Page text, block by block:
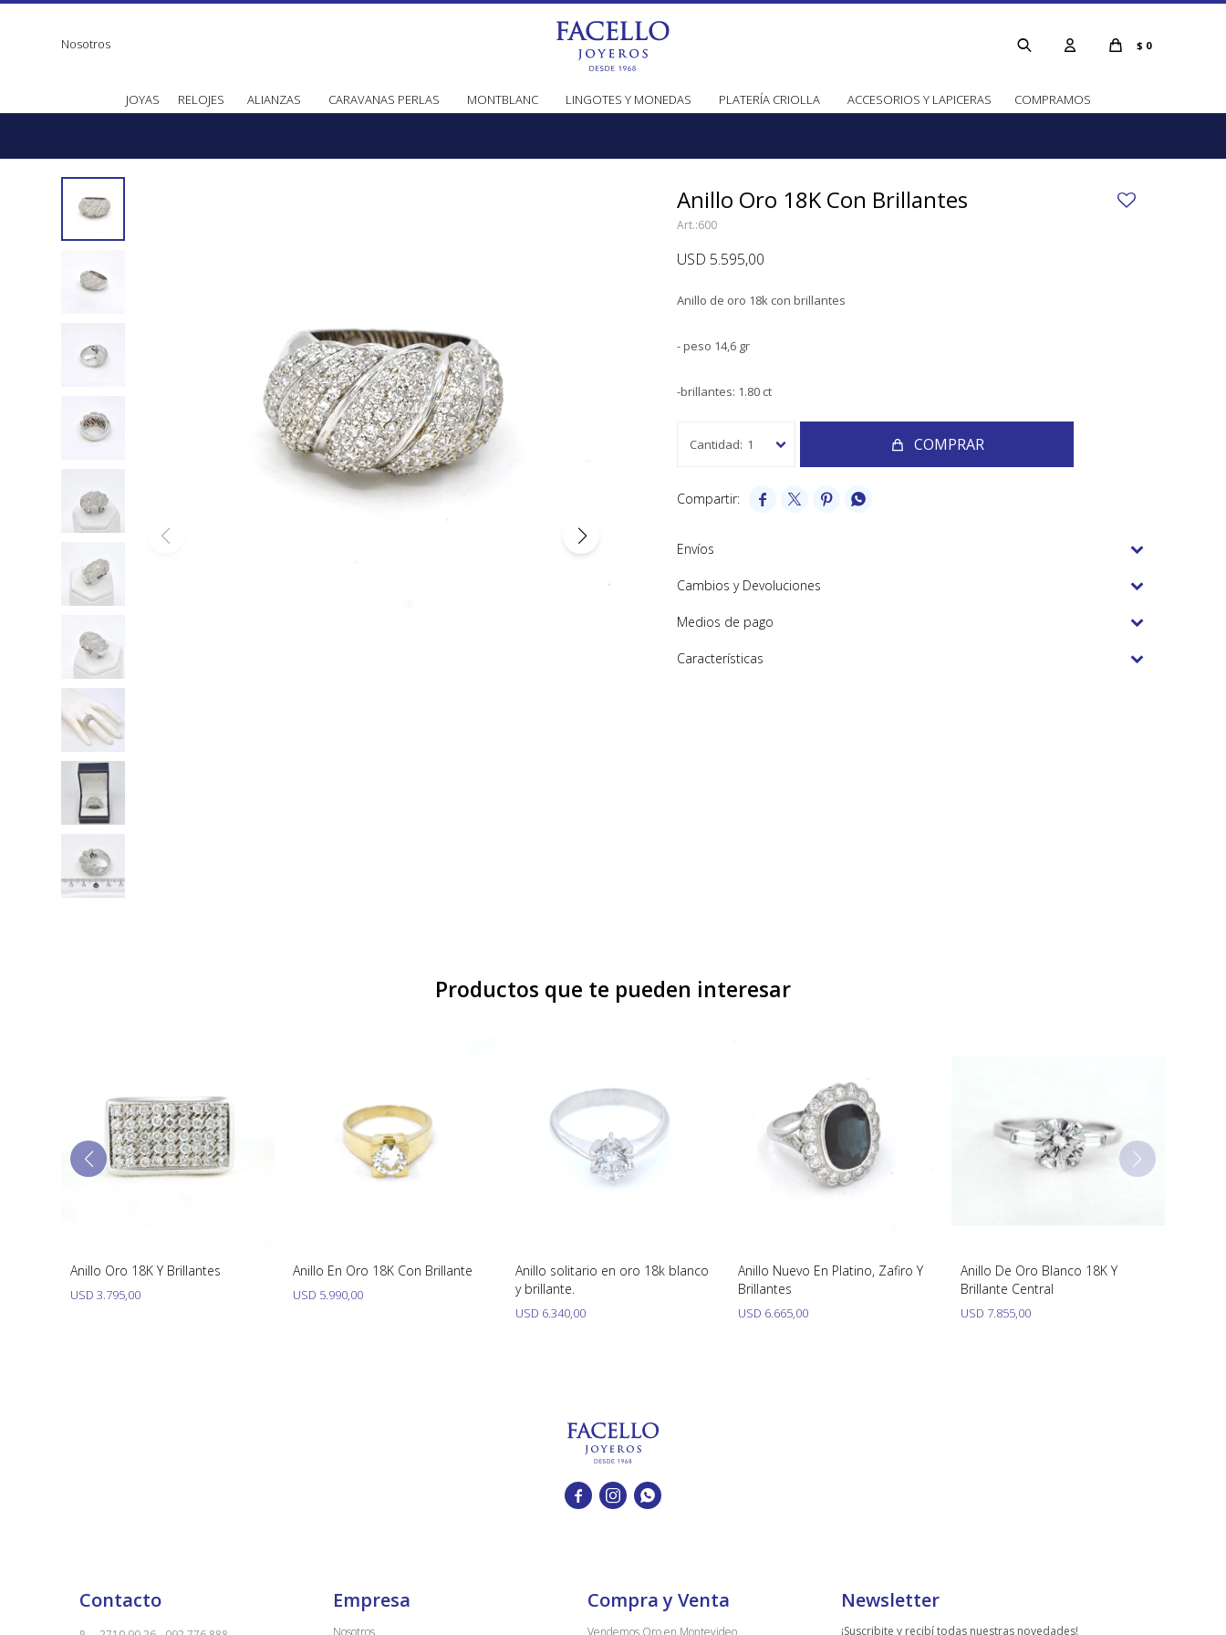
JOYAS RELOJES ALIANZAS CARAVANAS PERLAS MONTBLANC LINGOTES Y MONEDAS PLATERÍA CRIOLLA ACCESORIOS Y LAPICERAS COMPRAMOS
$ 0
Nosotros
Anillo Oro 18K Con Brillantes
600
USD 5.595,00
Anillo de oro 18k con brillantes
- peso 14,6 gr
-brillantes: 1.80 ct
1 COMPRAR
   
Envíos
Cambios y Devoluciones
Medios de pago
Características
Productos que te pueden interesar
Anillo Oro 18K Y Brillantes
USD 3.795,00
Anillo En Oro 18K Con Brillante
USD 5.990,00
Anillo solitario en oro 18k blanco
y brillante.
USD 6.340,00
Anillo Nuevo En Platino, Zafiro Y
Brillantes
USD 6.665,00
Anillo De Oro Blanco 18K Y
Brillante Central
USD 7.855,00
  
Contacto Empresa
Nosotros
Compra y Venta
Vendemos Oro en Montevideo
Newsletter
¡Suscribite y recibí todas nuestras novedades!